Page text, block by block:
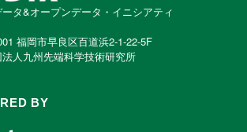
ータ&オープンデータ・イニシアティ
福岡市早良区百道浜2-1-22-5F
人九州先端科学技術研究所
BY